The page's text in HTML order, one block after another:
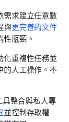
需求建立任意數
與更完善的文件
瓶頸。
化重複性任務並
的人工操作。不
具整合與私人專
並控制存取權